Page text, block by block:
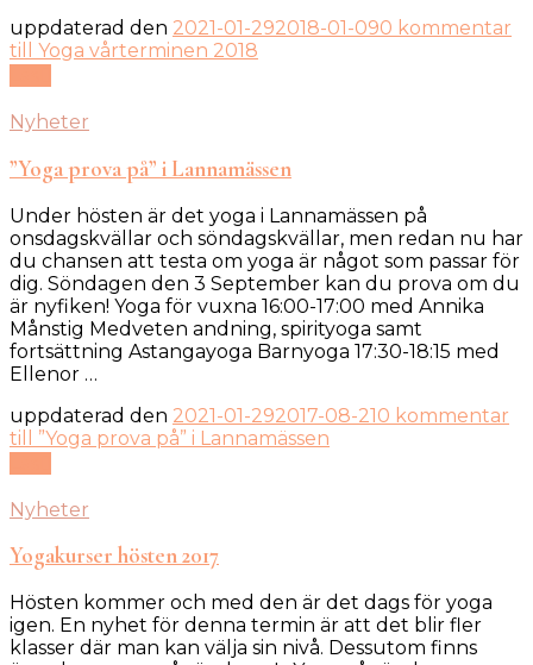
uppdaterad den 2021-01-292018-01-090 kommentar
till Yoga vårterminen 2018
Nyheter
”Yoga prova på” i Lannamässen
Under hösten är det yoga i Lannamässen på
onsdagskvällar och söndagskvällar, men redan nu har
du chansen att testa om yoga är något som passar för
dig. Söndagen den 3 September kan du prova om du
är nyfiken! Yoga för vuxna 16:00-17:00 med Annika
Månstig Medveten andning, spirityoga samt
fortsättning Astangayoga Barnyoga 17:30-18:15 med
Ellenor …
uppdaterad den 2021-01-292017-08-210 kommentar
till ”Yoga prova på” i Lannamässen
Nyheter
Yogakurser hösten 2017
Hösten kommer och med den är det dags för yoga
igen. En nyhet för denna termin är att det blir fler
klasser där man kan välja sin nivå. Dessutom finns